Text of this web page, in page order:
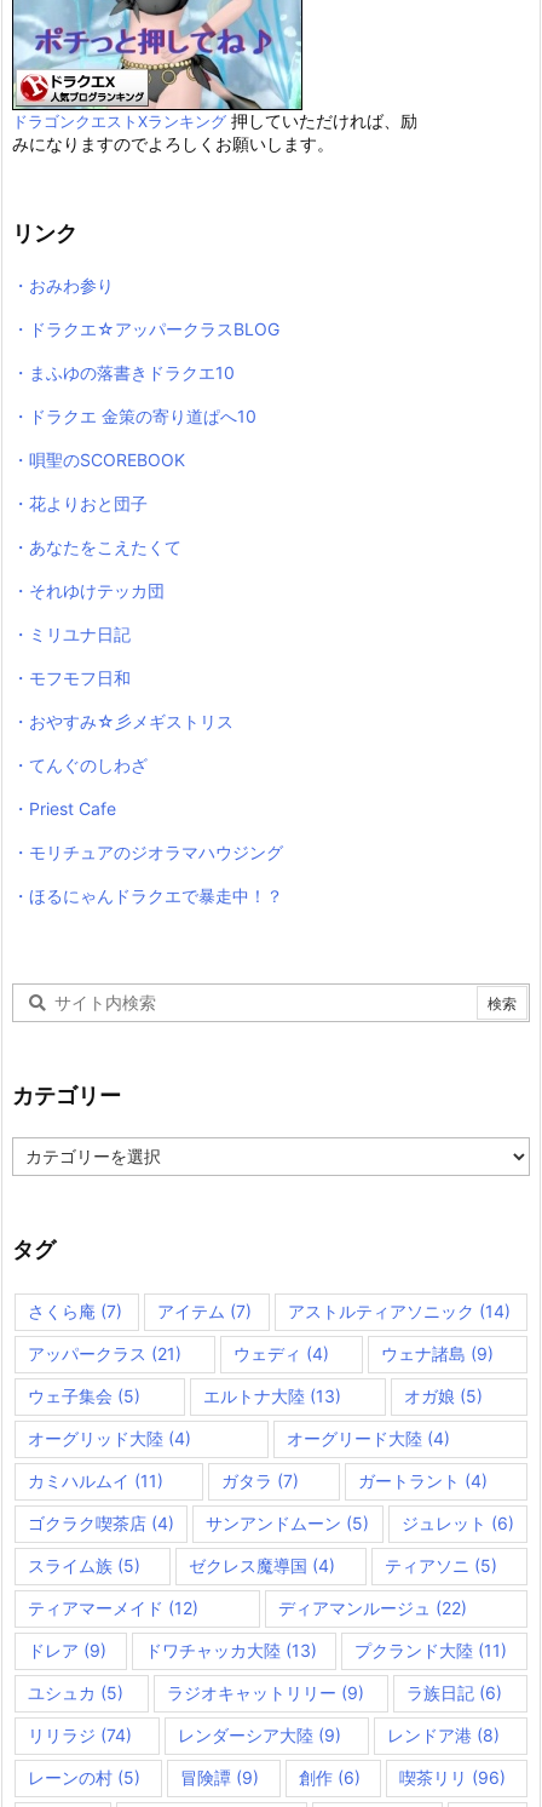
ドラゴンクエストXランキング 押していただければ、励
みになりますのでよろしくお願いします。
リンク
・おみわ参り
・ドラクエ☆アッパークラスBLOG
・まふゆの落書きドラクエ10
・ドラクエ 金策の寄り道ぱへ10
・唄聖のSCOREBOOK
・花よりおと団子
・あなたをこえたくて
・それゆけテッカ団
・ミリユナ日記
・モフモフ日和
・おやすみ☆彡メギストリス
・てんぐのしわざ
・Priest Cafe
・モリチュアのジオラマハウジング
・ほるにゃんドラクエで暴走中！？
カテゴリー
テ
ー
タグ
さくら庵 (7) アイテム (7) アストルティアソニック (14)
アッパークラス (21) ウェディ (4) ウェナ諸島 (9)
ウェ子集会 (5) エルトナ大陸 (13) オガ娘 (5)
オーグリッド大陸 (4) オーグリード大陸 (4)
カミハルムイ (11) ガタラ (7) ガートラント (4)
ゴクラク喫茶店 (4) サンアンドムーン (5) ジュレット (6)
スライム族 (5) ゼクレス魔導国 (4) ティアソニ (5)
ティアマーメイド (12) ディアマンルージュ (22)
ドレア (9) ドワチャッカ大陸(13) プクランド大陸 (11)
ユシュカ (5) ラジオキャットリリー (9) ラ族日記 (6)
リリラジ (74) レンダーシア大陸 (9) レンドア港 (8)
レーンの村 (5) 冒険譚(9) 創作(6) 喫茶リリ (96)